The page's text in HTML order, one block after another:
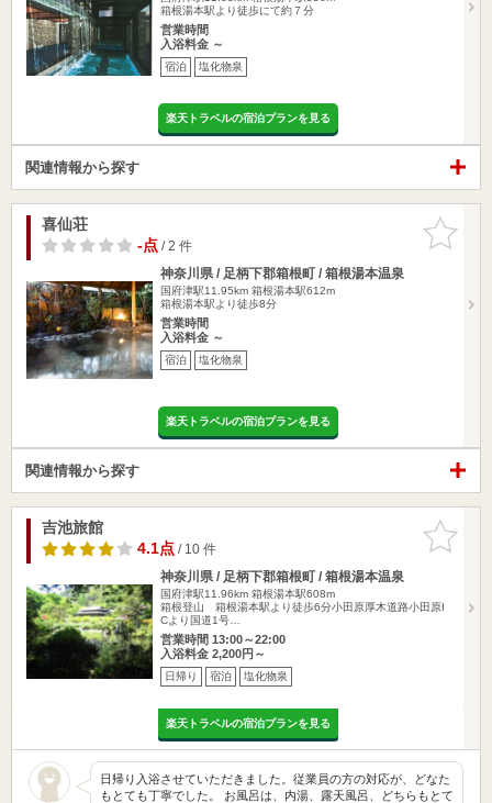
箱根湯本駅より徒歩にて約７分
営業時間
入浴料金 ～
宿泊 塩化物泉
楽天トラベルの宿泊プランを見る
関連情報から探す
お気に入
りに追加
喜仙荘
-点/ 2 件
神奈川県 / 足柄下郡箱根町 / 箱根湯本温泉
国府津駅11.95km 箱根湯本駅612m
箱根湯本駅より徒歩8分
営業時間
入浴料金 ～
宿泊 塩化物泉
楽天トラベルの宿泊プランを見る
関連情報から探す
お気に入
りに追加
吉池旅館
4.1点/ 10 件
神奈川県 / 足柄下郡箱根町 / 箱根湯本温泉
国府津駅11.96km 箱根湯本駅608m
箱根登山 箱根湯本駅より徒歩6分小田原厚木道路小田原I
Cより国道1号…
営業時間 13:00～22:00
入浴料金 2,200円～
日帰り 宿泊 塩化物泉
楽天トラベルの宿泊プランを見る
日帰り入浴させていただきました。従業員の方の対応が、どなた
もとても丁寧でした。 お風呂は、内湯、露天風呂、どちらもとて